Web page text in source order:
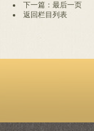
下一篇：最后一页
返回栏目列表